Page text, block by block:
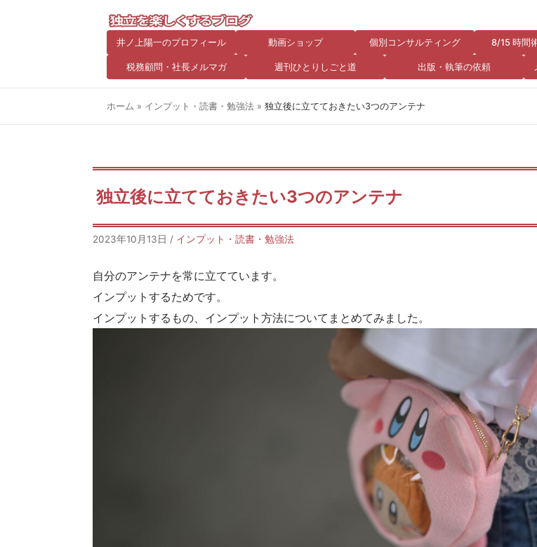
井ノ上陽一のプロフィール 動画ショップ 個別コンサルティング 8/15 時間
税務顧問・社長メルマガ 週刊ひとりしごと道 出版・執筆の依頼
ホーム » インプット・読書・勉強法 » 独立後に立てておきたい3つのアンテナ
独立後に立てておきたい3つのアンテナ
2023年10月13日 / インプット・読書・勉強法
自分のアンテナを常に立てています。
インプットするためです。
インプットするもの、インプット方法についてまとめてみました。